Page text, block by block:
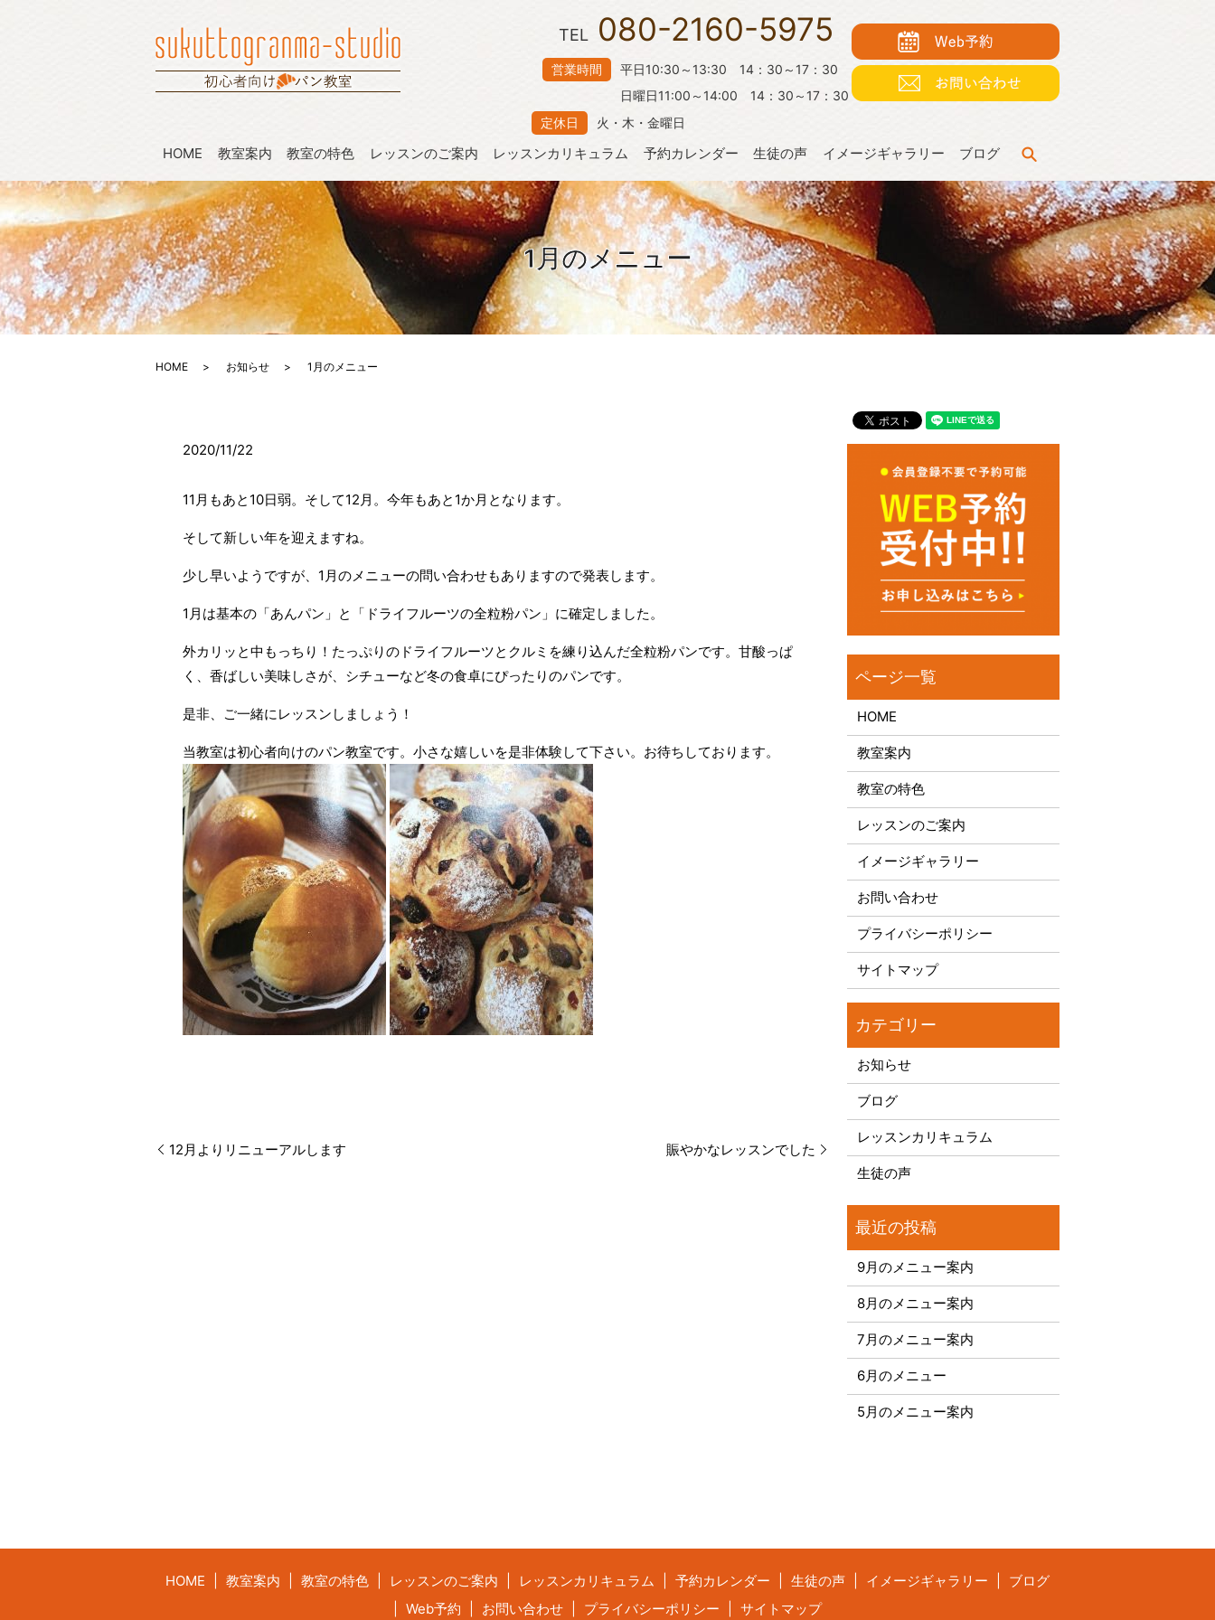
TEL 080-2160-5975
営業時間
平日10:30～13:30 14：30～17：30
日曜日11:00～14:00 14：30～17：30
定休日
火・木・金曜日
HOME 教室案内 教室の特色 レッスンのご案内 レッスンカリキュラム 予約カレンダー 生徒の声 イメージギャラリー ブログ
1月のメニュー
HOME お知らせ 1月のメニュー
2020/11/22
11月もあと10日弱。そして12月。今年もあと1か月となります。
そして新しい年を迎えますね。
少し早いようですが、1月のメニューの問い合わせもありますので発表します。
1月は基本の「あんパン」と「ドライフルーツの全粒粉パン」に確定しました。
外カリッと中もっちり！たっぷりのドライフルーツとクルミを練り込んだ全粒粉パンです。甘酸っぱ
く、香ばしい美味しさが、シチューなど冬の食卓にぴったりのパンです。
是非、ご一緒にレッスンしましょう！
当教室は初心者向けのパン教室です。小さな嬉しいを是非体験して下さい。お待ちしております。
12月よりリニューアルします 賑やかなレッスンでした
HOME
教室案内
教室の特色
レッスンのご案内
イメージギャラリー
お問い合わせ
プライバシーポリシー
サイトマップ
お知らせ
ブログ
レッスンカリキュラム
生徒の声
9月のメニュー案内
8月のメニュー案内
7月のメニュー案内
6月のメニュー
5月のメニュー案内
HOME 教室案内 教室の特色 レッスンのご案内 レッスンカリキュラム 予約カレンダー 生徒の声 イメージギャラリー
ブログ
Web予約
お問い合わせ プライバシーポリシー サイトマップ